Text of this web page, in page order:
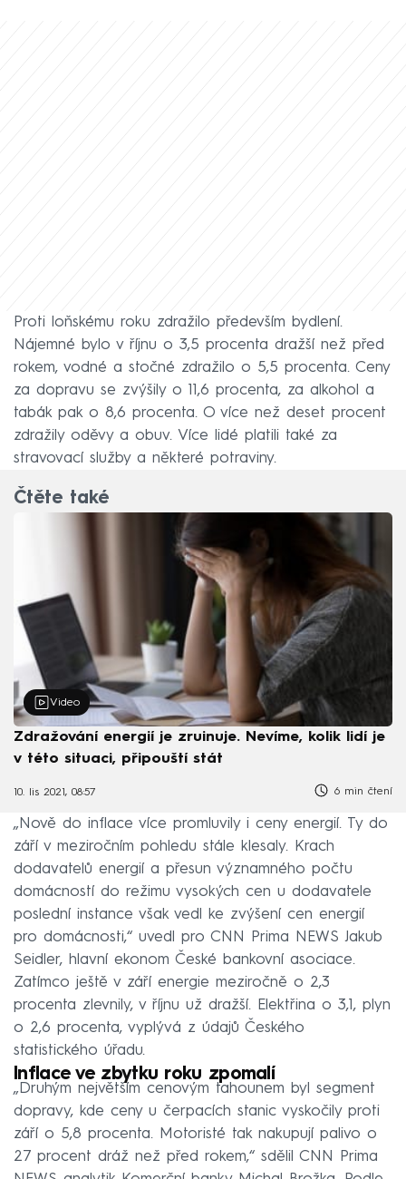
Proti loňskému roku zdražilo především bydlení.
Nájemné bylo v říjnu o 3,5 procenta dražší než před
rokem, vodné a stočné zdražilo o 5,5 procenta. Ceny
za dopravu se zvýšily o 11,6 procenta, za alkohol a
tabák pak o 8,6 procenta. O více než deset procent
zdražily oděvy a obuv. Více lidé platili také za
stravovací služby a některé potraviny.
Čtěte také
Video
Zdražování energií je zruinuje. Nevíme, kolik lidí je
v této situaci, připouští stát
10. lis 2021, 08:57 6 min čtení
„Nově do inflace více promluvily i ceny energií. Ty do
září v meziročním pohledu stále klesaly. Krach
dodavatelů energií a přesun významného počtu
domácností do režimu vysokých cen u dodavatele
poslední instance však vedl ke zvýšení cen energií
pro domácnosti,“ uvedl pro CNN Prima NEWS Jakub
Seidler, hlavní ekonom České bankovní asociace.
Zatímco ještě v září energie meziročně o 2,3
procenta zlevnily, v říjnu už dražší. Elektřina o 3,1, plyn
o 2,6 procenta, vyplývá z údajů Českého
statistického úřadu.
Inflace ve zbytku roku zpomalí
„Druhým největším cenovým tahounem byl segment
dopravy, kde ceny u čerpacích stanic vyskočily proti
září o 5,8 procenta. Motoristé tak nakupují palivo o
27 procent dráž než před rokem,“ sdělil CNN Prima